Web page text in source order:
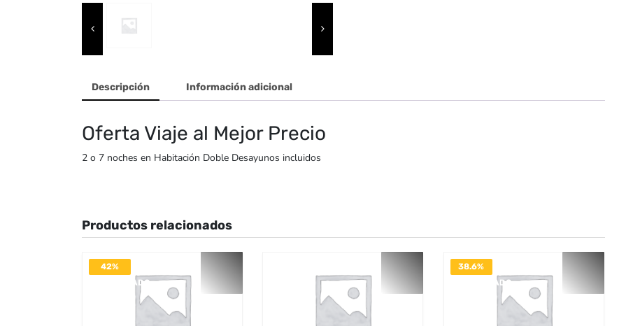
Descripción Información adicional
Oferta Viaje al Mejor Precio
2 o 7 noches en Habitación Doble Desayunos incluidos
Productos relacionados
42%
DESACTIVADO
38.6%
DESACTIVADO